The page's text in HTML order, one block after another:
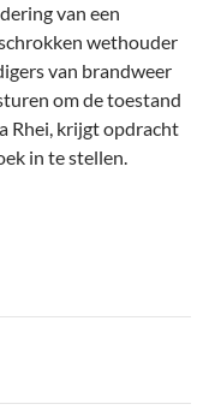
van een
wethouder
van brandweer
om de toestand
Rhei, krijgt opdracht
in te stellen.